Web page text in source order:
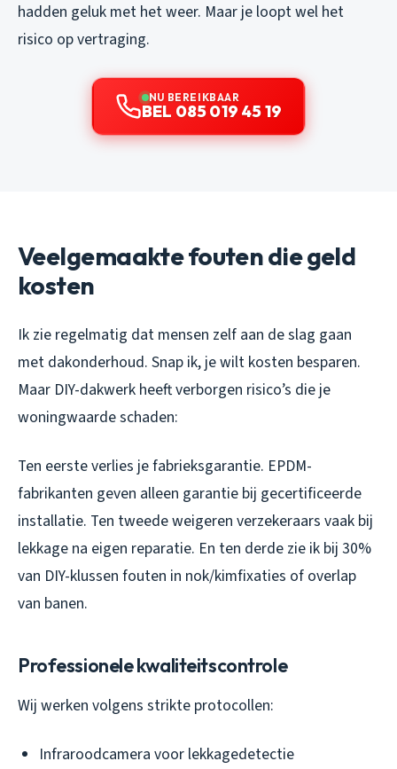
hadden geluk met het weer. Maar je loopt wel het
risico op vertraging.
NU BEREIKBAAR
BEL 085 019 45 19
Veelgemaakte fouten die geld
kosten
Ik zie regelmatig dat mensen zelf aan de slag gaan
met dakonderhoud. Snap ik, je wilt kosten besparen.
Maar DIY-dakwerk heeft verborgen risico’s die je
woningwaarde schaden:
Ten eerste verlies je fabrieksgarantie. EPDM-
fabrikanten geven alleen garantie bij gecertificeerde
installatie. Ten tweede weigeren verzekeraars vaak bij
lekkage na eigen reparatie. En ten derde zie ik bij 30%
van DIY-klussen fouten in nok/kimfixaties of overlap
van banen.
Professionele kwaliteitscontrole
Wij werken volgens strikte protocollen:
Infraroodcamera voor lekkagedetectie